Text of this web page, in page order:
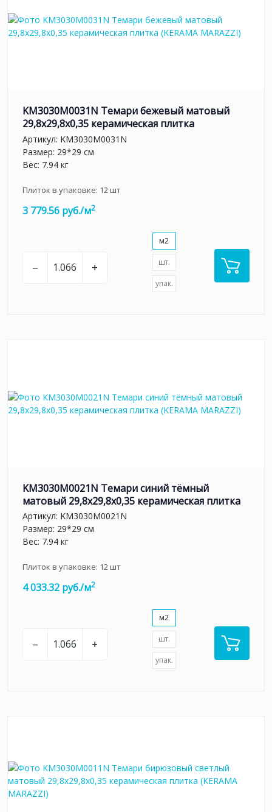
KM3030M0031N Темари бежевый матовый
29,8x29,8x0,35 керамическая плитка
Артикул: KM3030M0031N
Размер: 29*29 см
Вес: 7.94 кг
Плиток в упаковке: 12шт
3 779.56 руб./м2
– +
м2
шт.
упак.
KM3030M0021N Темари синий тёмный
матовый 29,8x29,8x0,35 керамическая плитка
Артикул: KM3030M0021N
Размер: 29*29 см
Вес: 7.94 кг
Плиток в упаковке: 12шт
4 033.32 руб./м2
– +
м2
шт.
упак.